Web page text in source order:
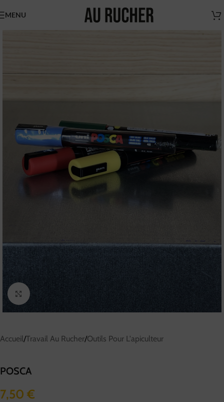
AU RUCHER.
Du mardi au vendredi de 9h à 17h
N'hésitez pas à nous contacter pour vous faire livrer
(sur Paris et région parisienne uniquement)
Boutique Au Rucher
MENU
Cliquez pour agrandir
Accueil/Travail Au Rucher/Outils Pour L'apiculteur
POSCA
7,50 €